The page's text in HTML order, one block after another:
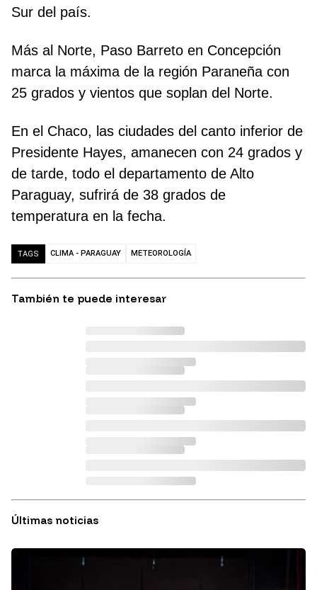
Sur del país.
Más al Norte, Paso Barreto en Concepción
marca la máxima de la región Paraneña con
25 grados y vientos que soplan del Norte.
En el Chaco, las ciudades del canto inferior de
Presidente Hayes, amanecen con 24 grados y
de tarde, todo el departamento de Alto
Paraguay, sufrirá de 38 grados de
temperatura en la fecha.
TAGS CLIMA - PARAGUAY METEOROLOGÍA
También te puede interesar
Últimas noticias